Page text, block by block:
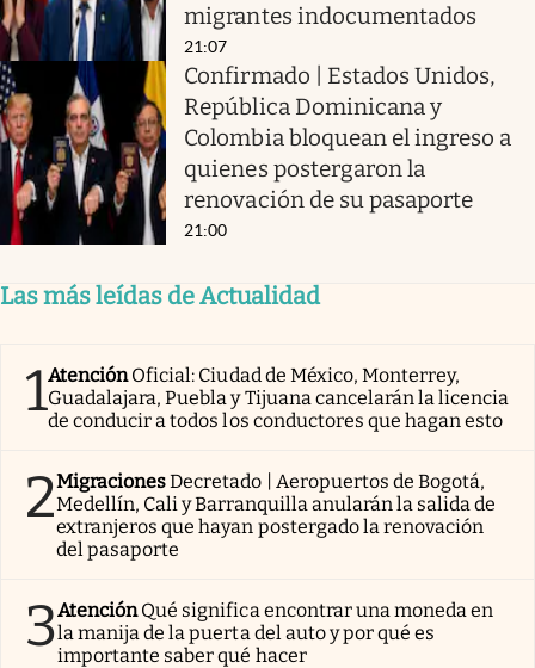
migrantes indocumentados
21:07
Confirmado | Estados Unidos,
República Dominicana y
Colombia bloquean el ingreso a
quienes postergaron la
renovación de su pasaporte
21:00
Las más leídas de Actualidad
1AtenciónOficial: Ciudad de México, Monterrey,
Guadalajara, Puebla y Tijuana cancelarán la licencia
de conducir a todos los conductores que hagan esto
2MigracionesDecretado | Aeropuertos de Bogotá,
Medellín, Cali y Barranquilla anularán la salida de
extranjeros que hayan postergado la renovación
del pasaporte
3AtenciónQué significa encontrar una moneda en
la manija de la puerta del auto y por qué es
importante saber qué hacer